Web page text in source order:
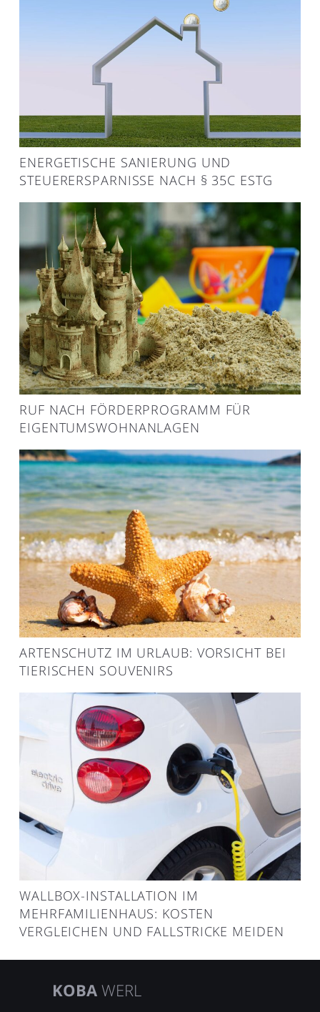
ENERGETISCHE SANIERUNG UND
STEUERERSPARNISSE NACH § 35C ESTG
RUF NACH FÖRDERPROGRAMM FÜR
EIGENTUMSWOHNANLAGEN
ARTENSCHUTZ IM URLAUB: VORSICHT BEI
TIERISCHEN SOUVENIRS
WALLBOX-INSTALLATION IM
MEHRFAMILIENHAUS: KOSTEN
VERGLEICHEN UND FALLSTRICKE MEIDEN
KOBA WERL